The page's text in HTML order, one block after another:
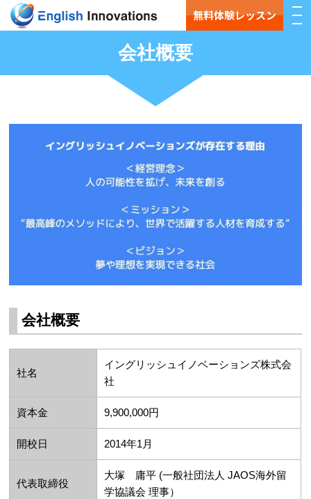
無料体験レッスン
会社概要
会社概要
社名
イングリッシュイノベーションズ株式会
社
資本金 9,900,000円
開校日 2014年1月
代表取締役
大塚 庸平 (一般社団法人 JAOS海外留
学協議会 理事）